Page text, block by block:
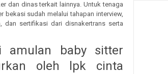
dan dinas terkait lainnya. Untuk tenaga
bekasi sudah melalui tahapan interview,
dan sertifikasi dari disnakertrans serta
amulan baby sitter
oleh lpk cinta